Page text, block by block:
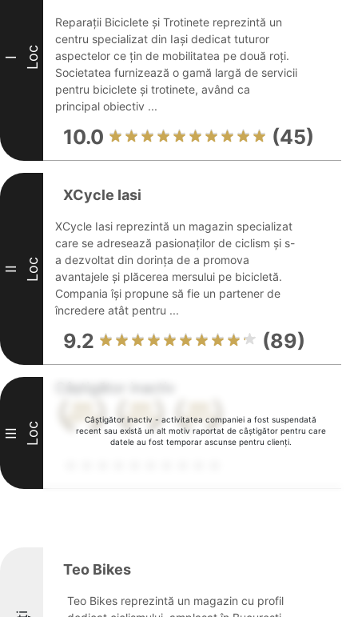
I Loc
Reparații Biciclete și Trotinete reprezintă un
centru specializat din Iași dedicat tuturor
aspectelor ce țin de mobilitatea pe două roți.
Societatea furnizează o gamă largă de servicii
pentru biciclete și trotinete, având ca
principal obiectiv ...
10.0 (45)
II Loc
XCycle Iasi
XCycle Iasi reprezintă un magazin specializat
care se adresează pasionaților de ciclism și s-
a dezvoltat din dorința de a promova
avantajele și plăcerea mersului pe bicicletă.
Compania își propune să fie un partener de
încredere atât pentru ...
9.2 (89)
Câștigător inactiv - activitatea companiei a fost suspendată
recent sau există un alt motiv raportat de câștigător pentru care
datele au fost temporar ascunse pentru clienți.
III Loc
Teo Bikes
Teo Bikes reprezintă un magazin cu profil